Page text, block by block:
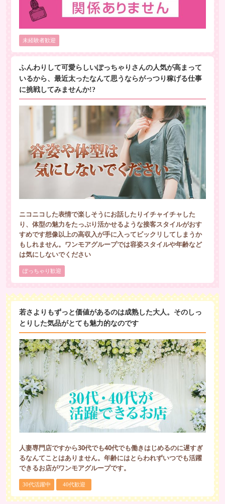
未経験者歓迎
ふんわりして可愛らしいぽっちゃりさんの人気が高まって
いるから、最近太ったなんて思うならがっつり稼げる仕事
に挑戦してみませんか!?
ニコニコした表情で楽しそうにお話したりイチャイチャした
り、体型の魅力をたっぷり活かせるような接客スタイルがおす
すめです想像以上の高収入が手に入ってビックリしてしまうか
もしれません。ワンモアグループでは容姿スタイルや年齢など
は気にしないでください
ぽっちゃり歓迎
若さよりもずっと価値があるのは成熟した大人。そのしっ
とりした気品がとても魅力的なのです
人妻専門店ですから30代でも40代でも働きはじめるのに遅すぎ
るなんてことはありません。年齢にはとらわれずいつでも活躍
できるお店がワンモアグループです。
30代活躍中 40代歓迎